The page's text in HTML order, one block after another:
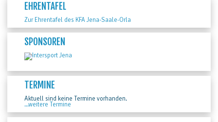
EHRENTAFEL
Zur Ehrentafel des KFA Jena-Saale-Orla
SPONSOREN
TERMINE
Aktuell sind keine Termine vorhanden.
...weitere Termine